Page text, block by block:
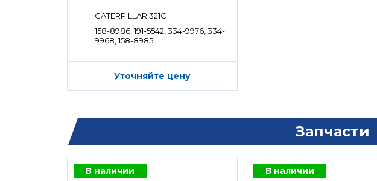
CATERPILLAR 321C
158-8986, 191-5542, 334-9976, 334-
9968, 158-8985
Уточняйте цену
Запчасти
В наличии В наличии